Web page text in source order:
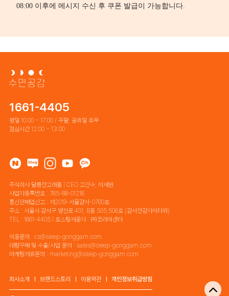
08:00 이후에 메시지 수신 후 쿠폰 발급이 가능합니다.
1661-4405
평일 10:00 ~ 17:00 / 주말, 공휴일 휴무
점심시간 12:00 ~ 13:00
주식회사 달콤한고래들 | CEO 고진수, 이세원
사업자등록번호 : 765-88-01216
통신판매업신고 : 제2019-서울강서-0760호
주소 : 서울시 강서구 양천로 401, B동 505,506호 (강서한강자이타워)
TEL : 1661-4405 | 호스팅제공자 : ㈜코리아센터
이용문의 : cs@sleep-gonggam.com
대량구매 및 수출/사업 문의 : sales@sleep-gonggam.com
마케팅제휴문의 : marketing@sleep-gonggam.com
회사소개 브랜드스토리 이용약관 개인정보취급방침